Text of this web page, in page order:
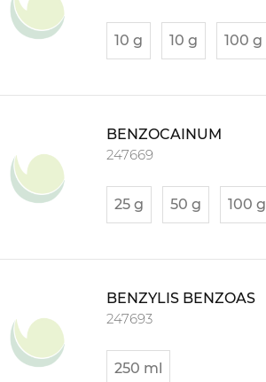
10 g 10 g 100 g
BENZOCAINUM
247669
25 g 50 g 100 g
BENZYLIS BENZOAS
247693
250 ml